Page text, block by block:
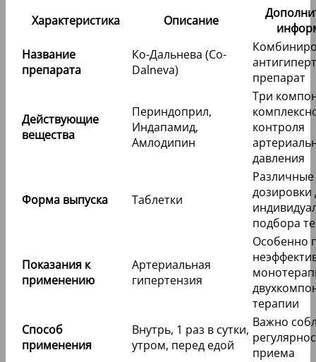
Характеристика Описание
Название
препарата
Ко-Дальнева (Co-
Dalneva)
препарат
Действующие
вещества
Периндоприл,
Индапамид,
Амлодипин
Три
контроля
давления
Форма выпуска Таблетки
Различные
дозировки
подбора
Показания к
применению
Артериальная
гипертензия
Особенно
терапии
Способ
применения
Внутрь, 1 раз в сутки,
утром, перед едой
Важно
приема